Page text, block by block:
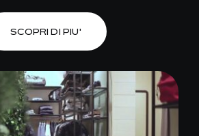
SCOPRI DI PIU'